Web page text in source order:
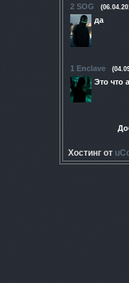
2 SOG
да
1 Enclave
Это что
Хостинг от